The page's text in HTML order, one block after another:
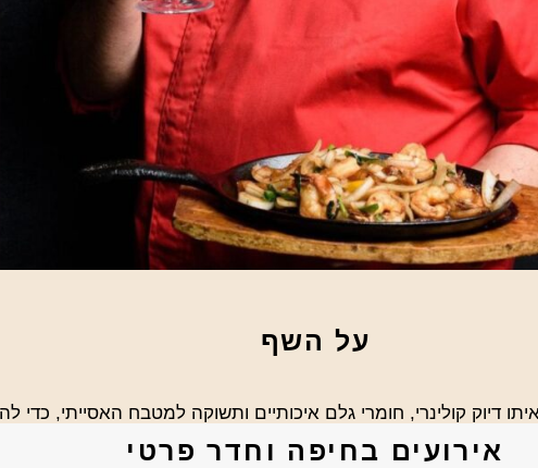
על השף
דיוק קולינרי, חומרי גלם איכותיים ותשוקה למטבח האסייתי, כדי
אירועים בחיפה וחדר פרטי